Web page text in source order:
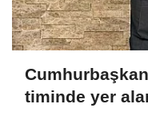
timinde yer